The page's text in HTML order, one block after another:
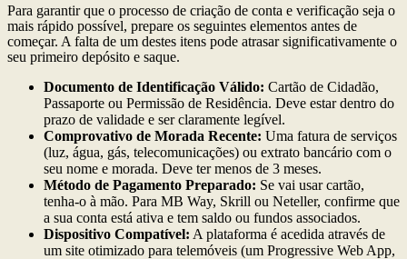
Para garantir que o processo de criação de conta e verificação seja o
mais rápido possível, prepare os seguintes elementos antes de
começar. A falta de um destes itens pode atrasar significativamente o
seu primeiro depósito e saque.
Documento de Identificação Válido: Cartão de Cidadão,
Passaporte ou Permissão de Residência. Deve estar dentro do
prazo de validade e ser claramente legível.
Comprovativo de Morada Recente: Uma fatura de serviços
(luz, água, gás, telecomunicações) ou extrato bancário com o
seu nome e morada. Deve ter menos de 3 meses.
Método de Pagamento Preparado: Se vai usar cartão,
tenha-o à mão. Para MB Way, Skrill ou Neteller, confirme que
a sua conta está ativa e tem saldo ou fundos associados.
Dispositivo Compatível: A plataforma é acedida através de
um site otimizado para telemóveis (um Progressive Web App,